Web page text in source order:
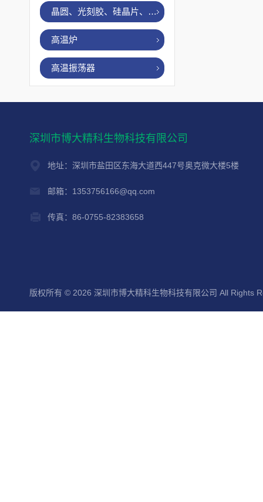
晶圆、光刻胶、硅晶片、烤胶机
高温炉
高温振荡器
深圳市博大精科生物科技有限公司
地址：深圳市盐田区东海大道西447号奥克微大楼5楼
邮箱：1353756166@qq.com
传真：86-0755-82383658
版权所有 © 2026 深圳市博大精科生物科技有限公司 All Rights